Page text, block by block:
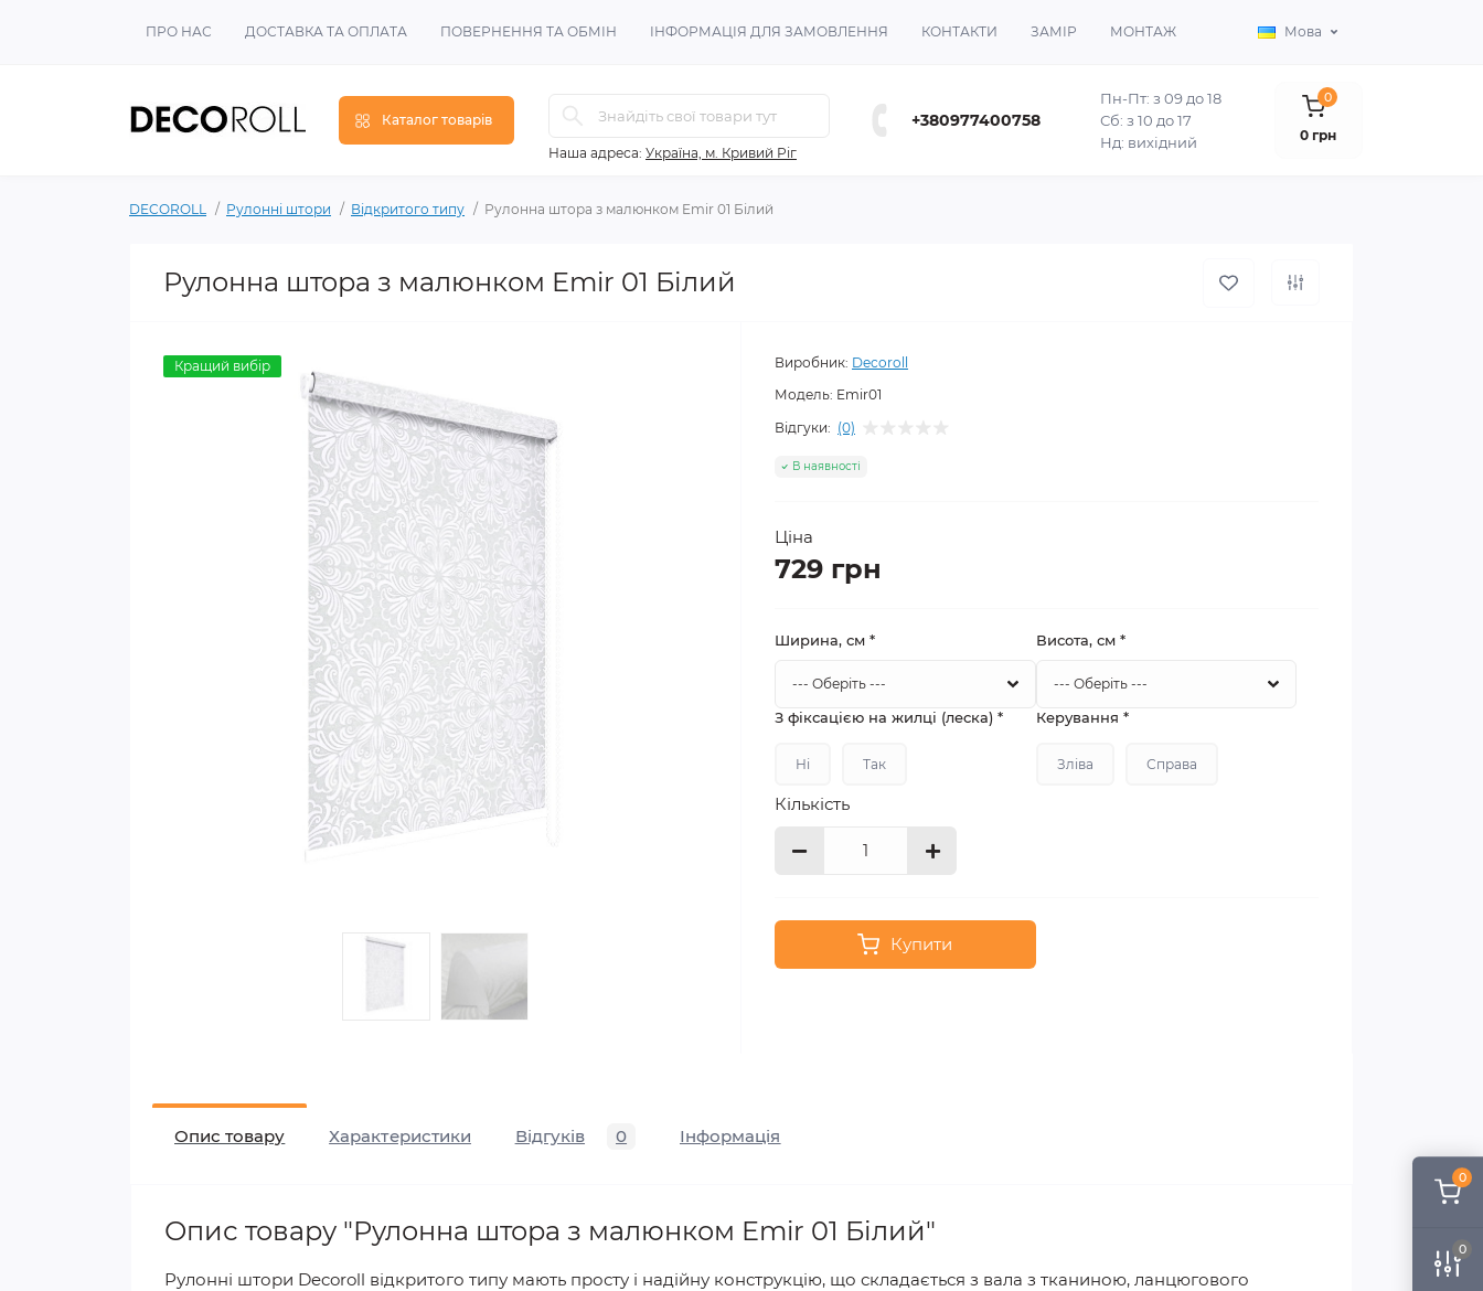
0
0
ПРО НАС ДОСТАВКА ТА ОПЛАТА ПОВЕРНЕННЯ ТА ОБМІН ІНФОРМАЦІЯ ДЛЯ ЗАМОВЛЕННЯ КОНТАКТИ ЗАМІР МОНТАЖ Мова
Каталог товарів
Наша адреса: Україна, м. Кривий Ріг
+380977400758
Пн-Пт: з 09 до 18
Сб: з 10 до 17
Нд: вихідний
0
0 грн
DECOROLL Рулонні штори Відкритого типу Рулонна штора з малюнком Emir 01 Білий
Рулонна штора з малюнком Emir 01 Білий
Кращий вибір Виробник: Decoroll
Модель: Emir01
Відгуки: (0)
В наявності
Ціна
729 грн
Ширина, см * Висота, см *
З фіксацією на жилці (леска) *
Ні Так
Керування *
Зліва Справа
Кількість
Купити
Опис товару Характеристики Відгуків 0 Інформація
Опис товару "Рулонна штора з малюнком Emir 01 Білий"
Рулонні штори Decoroll відкритого типу мають просту і надійну конструкцію, що складається з вала з тканиною, ланцюгового